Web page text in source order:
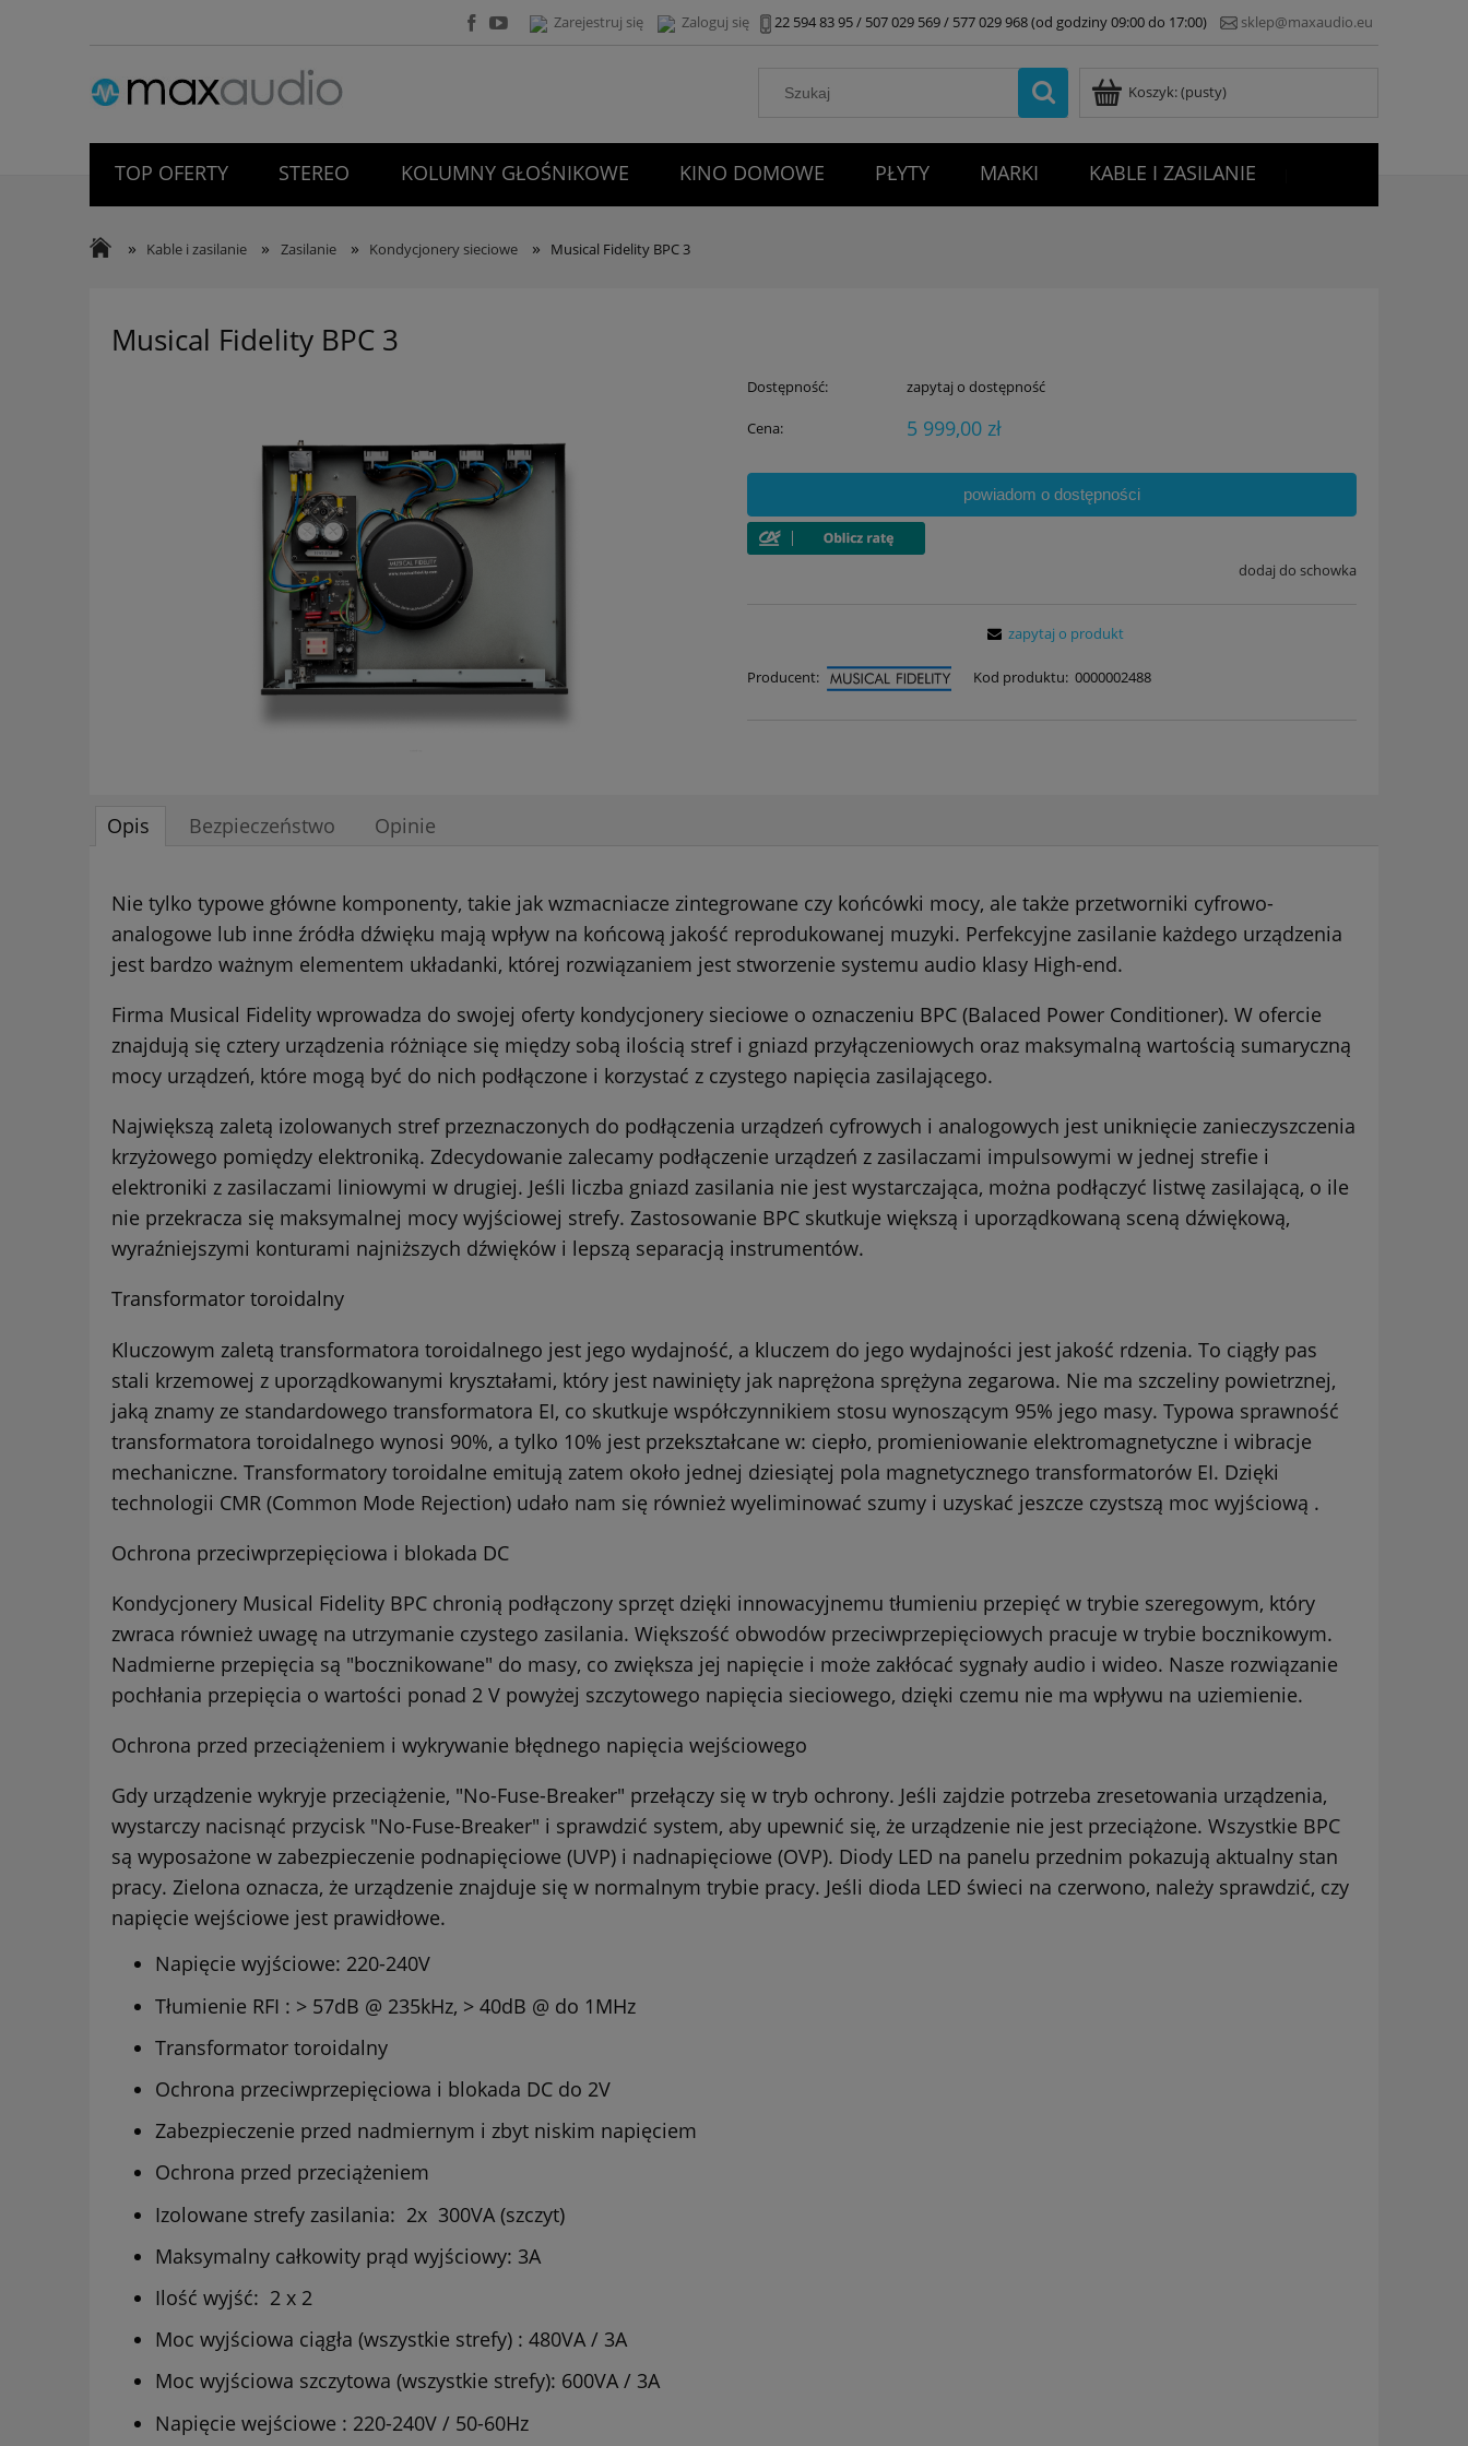
22 594 83 95 / 507 029 569 / 577 029 968 (od godziny 09:00 do 17:00) sklep@maxaudio.eu
Zarejestruj się Zaloguj się
Koszyk:(pusty)
TOP OFERTY STEREO KOLUMNY GŁOŚNIKOWE KINO DOMOWE PŁYTY MARKI
KABLE I ZASILANIE
» Kable i zasilanie » Zasilanie » Kondycjonery sieciowe » Musical Fidelity BPC 3
Musical Fidelity BPC 3
Dostępność: zapytaj o dostępność
Cena: 5 999,00 zł
powiadom o dostępności
dodaj do schowka
Producent: Kod produktu: 0000002488
zapytaj o produkt
Opis Bezpieczeństwo Opinie
Nie tylko typowe główne komponenty, takie jak wzmacniacze zintegrowane czy końcówki mocy, ale także przetworniki cyfrowo-
analogowe lub inne źródła dźwięku mają wpływ na końcową jakość reprodukowanej muzyki. Perfekcyjne zasilanie każdego urządzenia
jest bardzo ważnym elementem układanki, której rozwiązaniem jest stworzenie systemu audio klasy High-end.
Firma Musical Fidelity wprowadza do swojej oferty kondycjonery sieciowe o oznaczeniu BPC (Balaced Power Conditioner). W ofercie
znajdują się cztery urządzenia różniące się między sobą ilością stref i gniazd przyłączeniowych oraz maksymalną wartością sumaryczną
mocy urządzeń, które mogą być do nich podłączone i korzystać z czystego napięcia zasilającego.
Największą zaletą izolowanych stref przeznaczonych do podłączenia urządzeń cyfrowych i analogowych jest uniknięcie zanieczyszczenia
krzyżowego pomiędzy elektroniką. Zdecydowanie zalecamy podłączenie urządzeń z zasilaczami impulsowymi w jednej strefie i
elektroniki z zasilaczami liniowymi w drugiej. Jeśli liczba gniazd zasilania nie jest wystarczająca, można podłączyć listwę zasilającą, o ile
nie przekracza się maksymalnej mocy wyjściowej strefy. Zastosowanie BPC skutkuje większą i uporządkowaną sceną dźwiękową,
wyraźniejszymi konturami najniższych dźwięków i lepszą separacją instrumentów.
Transformator toroidalny
Kluczowym zaletą transformatora toroidalnego jest jego wydajność, a kluczem do jego wydajności jest jakość rdzenia. To ciągły pas
stali krzemowej z uporządkowanymi kryształami, który jest nawinięty jak naprężona sprężyna zegarowa. Nie ma szczeliny powietrznej,
jaką znamy ze standardowego transformatora EI, co skutkuje współczynnikiem stosu wynoszącym 95% jego masy. Typowa sprawność
transformatora toroidalnego wynosi 90%, a tylko 10% jest przekształcane w: ciepło, promieniowanie elektromagnetyczne i wibracje
mechaniczne. Transformatory toroidalne emitują zatem około jednej dziesiątej pola magnetycznego transformatorów EI. Dzięki
technologii CMR (Common Mode Rejection) udało nam się również wyeliminować szumy i uzyskać jeszcze czystszą moc wyjściową .
Ochrona przeciwprzepięciowa i blokada DC
Kondycjonery Musical Fidelity BPC chronią podłączony sprzęt dzięki innowacyjnemu tłumieniu przepięć w trybie szeregowym, który
zwraca również uwagę na utrzymanie czystego zasilania. Większość obwodów przeciwprzepięciowych pracuje w trybie bocznikowym.
Nadmierne przepięcia są "bocznikowane" do masy, co zwiększa jej napięcie i może zakłócać sygnały audio i wideo. Nasze rozwiązanie
pochłania przepięcia o wartości ponad 2 V powyżej szczytowego napięcia sieciowego, dzięki czemu nie ma wpływu na uziemienie.
Ochrona przed przeciążeniem i wykrywanie błędnego napięcia wejściowego
Gdy urządzenie wykryje przeciążenie, "No-Fuse-Breaker" przełączy się w tryb ochrony. Jeśli zajdzie potrzeba zresetowania urządzenia,
wystarczy nacisnąć przycisk "No-Fuse-Breaker" i sprawdzić system, aby upewnić się, że urządzenie nie jest przeciążone. Wszystkie BPC
są wyposażone w zabezpieczenie podnapięciowe (UVP) i nadnapięciowe (OVP). Diody LED na panelu przednim pokazują aktualny stan
pracy. Zielona oznacza, że urządzenie znajduje się w normalnym trybie pracy. Jeśli dioda LED świeci na czerwono, należy sprawdzić, czy
napięcie wejściowe jest prawidłowe.
Napięcie wyjściowe: 220-240V
Tłumienie RFI : > 57dB @ 235kHz, > 40dB @ do 1MHz
Transformator toroidalny
Ochrona przeciwprzepięciowa i blokada DC do 2V
Zabezpieczenie przed nadmiernym i zbyt niskim napięciem
Ochrona przed przeciążeniem
Izolowane strefy zasilania: 2x 300VA (szczyt)
Maksymalny całkowity prąd wyjściowy: 3A
Ilość wyjść: 2 x 2
Moc wyjściowa ciągła (wszystkie strefy) : 480VA / 3A
Moc wyjściowa szczytowa (wszystkie strefy): 600VA / 3A
Napięcie wejściowe : 220-240V / 50-60Hz